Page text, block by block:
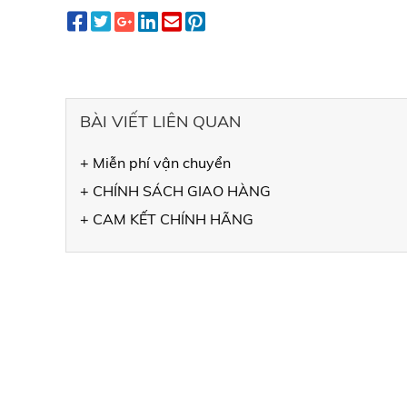
BÀI VIẾT LIÊN QUAN
+ Miễn phí vận chuyển
+ CHÍNH SÁCH GIAO HÀNG
+ CAM KẾT CHÍNH HÃNG